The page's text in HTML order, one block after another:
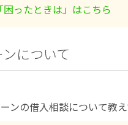
「困ったときは」はこちら
について
ンの借入相談について教え